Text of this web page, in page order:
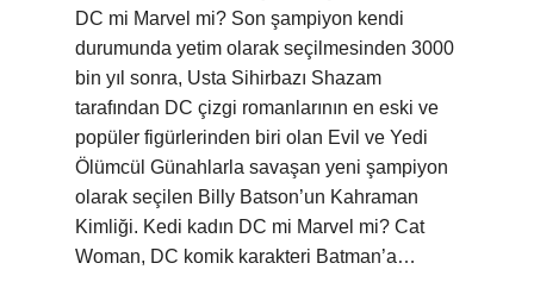
DC mi Marvel mi? Son şampiyon kendi
durumunda yetim olarak seçilmesinden 3000
bin yıl sonra, Usta Sihirbazı Shazam
tarafından DC çizgi romanlarının en eski ve
popüler figürlerinden biri olan Evil ve Yedi
Ölümcül Günahlarla savaşan yeni şampiyon
olarak seçilen Billy Batson’un Kahraman
Kimliği. Kedi kadın DC mi Marvel mi? Cat
Woman, DC komik karakteri Batman’a…